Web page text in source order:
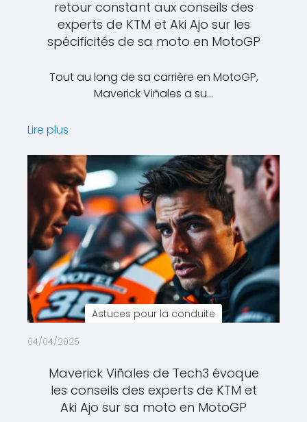
retour constant aux conseils des
experts de KTM et Aki Ajo sur les
spécificités de sa moto en MotoGP
Tout au long de sa carrière en MotoGP,
Maverick Viñales a su…
Lire plus
Astuces pour la conduite
04/04/2025
Maverick Viñales de Tech3 évoque
les conseils des experts de KTM et
Aki Ajo sur sa moto en MotoGP